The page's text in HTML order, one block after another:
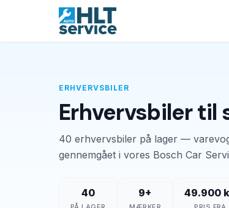
ERHVERVSBILER
Erhvervsbiler til
40 erhvervsbiler på lager —
gennemgået i vores Bosch Car
40 9+ 49.900